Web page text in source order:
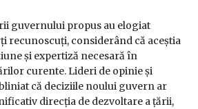
guvernului propus au elogiat
recunoscuți, considerând că aceștia
și expertiză necesară în
curente. Lideri de opinie și
că deciziile noului guvern ar
direcția de dezvoltare a țării,